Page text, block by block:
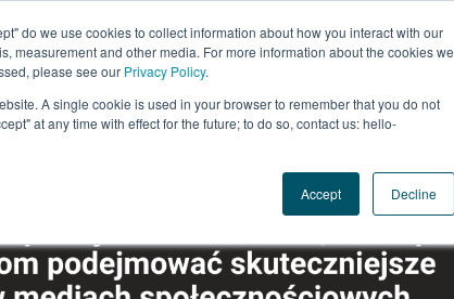
do we use cookies to collect information about how you interact with our
measurement and other media. For more information about the cookies we
please see our Privacy Policy.
A single cookie is used in your browser to remember that you do not
at any time with effect for the future; to do so, contact us: hello-
Accept Decline